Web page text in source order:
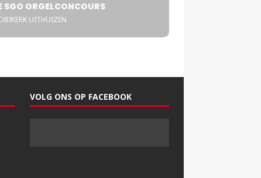
SGO ORGELCONCOURS
UITHUIZEN
VOLG ONS OP FACEBOOK